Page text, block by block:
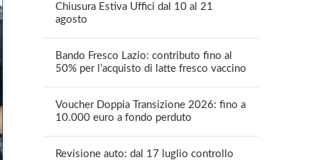
Chiusura Estiva Uffici dal 10 al 21
agosto
Bando Fresco Lazio: contributo fino al
50% per l’acquisto di latte fresco vaccino
Voucher Doppia Transizione 2026: fino a
10.000 euro a fondo perduto
Revisione auto: dal 17 luglio controllo